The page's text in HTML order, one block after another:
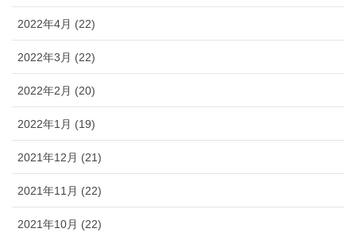
2022年4月 (22)
2022年3月 (22)
2022年2月 (20)
2022年1月 (19)
2021年12月 (21)
2021年11月 (22)
2021年10月 (22)